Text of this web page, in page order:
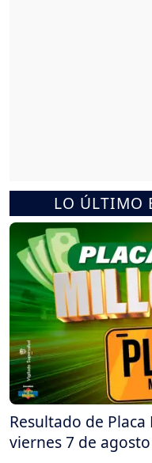
LO ÚLTIMO
Resultado de
viernes 7 de